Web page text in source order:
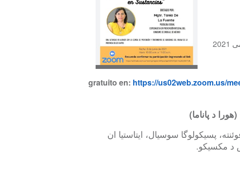
https://us02web.zoom.us/
پسیکولوگا سوسیال، ایتاستیا ان
د مکسیکو.